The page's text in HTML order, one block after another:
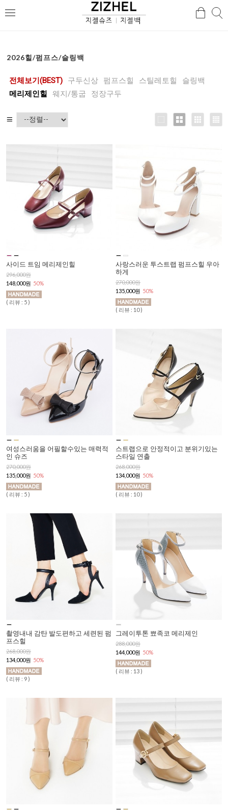
메
검
2026힐/펌프스/슬링백
전체보기(BEST) 구두신상 펌프스힐 스틸레토힐
슬링백
메리제인힐
웨지/통굽 정장구두
사이드 트임 메리제인힐
296,000원
148,000원 50%
( 리뷰 : 5 )
사랑스러운 투스트랩 펌프스힐 우아
하게
270,000원
135,000원 50%
( 리뷰 : 10 )
여성스러움을 어필할수있는 매력적
인 슈즈
270,000원
135,000원 50%
( 리뷰 : 5 )
스트랩으로 안정적이고 분위기있는
스타일 연출
268,000원
134,000원 50%
( 리뷰 : 10 )
촬영내내 감탄 발도편하고 세련된 펌
프스힐
268,000원
134,000원 50%
( 리뷰 : 9 )
그레이투톤 뾰족코 메리제인
288,000원
144,000원 50%
( 리뷰 : 13 )